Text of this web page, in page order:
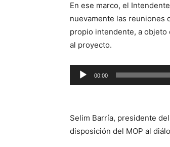
En ese marco, el
nuevamente las reuniones
propio intendente, a objeto
al proyecto.
Reproductor
de
00:00
Selim Barría, presidente
disposición del MOP al